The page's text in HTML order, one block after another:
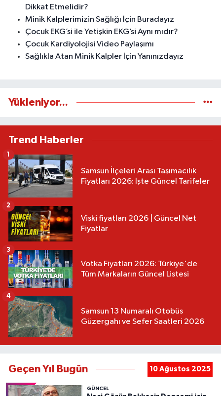
Dikkat Etmelidir?
Minik Kalplerimizin Sağlığı İçin Buradayız
Çocuk EKG’si ile Yetişkin EKG’si Aynı mıdır?
Çocuk Kardiyolojisi Video Paylaşımı
Sağlıkla Atan Minik Kalpler İçin Yanınızdayız
Yükleniyor...
Trend Haberler
Samsun İlçeleri Arası Taşımacılık
Fiyatları 2026: İşte Güncel Tarifeler
1
Viski fiyatları 2026 | Güncel Net
Fiyatlar
2
Votka Fiyatları 2026: Türkiye'de
Tüm Markaların Güncel Listesi
3
Samsun 13 Numaralı Otobüs
Güzergahı ve Sefer Saatleri 2026
4
Geçen Yıl Bugün 10 Ağustos 2025
GÜNCEL